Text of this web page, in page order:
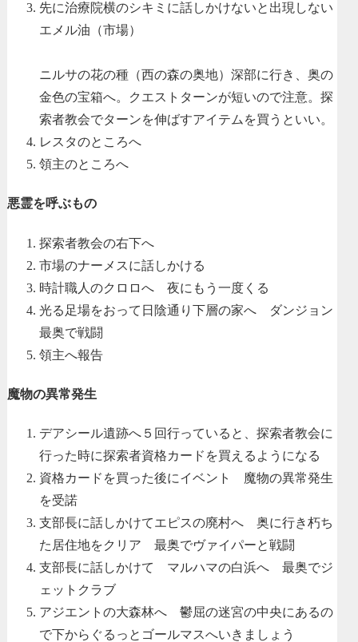
先に治療院横のシキミに話しかけないと出現しない
エメル油（市場）
ニルサの花の種（西の森の奥地）深部に行き、奥の
金色の宝箱へ。クエストターンが短いので注意。探
索者教会でターンを伸ばすアイテムを買うといい。
レスタのところへ
領主のところへ
悪霊を呼ぶもの
探索者教会の右下へ
市場のナーメスに話しかける
時計職人のクロロへ 夜にもう一度くる
光る足場をおって日陰通り下層の家へ ダンジョン
最奥で戦闘
領主へ報告
魔物の異常発生
デアシール遺跡へ５回行っていると、探索者教会に
行った時に探索者資格カードを買えるようになる
資格カードを買った後にイベント 魔物の異常発生
を受諾
支部長に話しかけてエピスの廃村へ 奥に行き朽ち
た居住地をクリア 最奥でヴァイパーと戦闘
支部長に話しかけて マルハマの白浜へ 最奥でジ
ェットクラブ
アジエントの大森林へ 鬱屈の迷宮の中央にあるの
で下からぐるっとゴールマスへいきましょう